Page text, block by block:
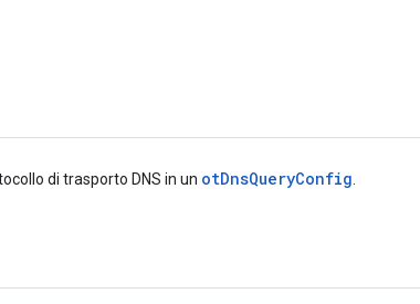
di trasporto DNS in un otDnsQueryConfig